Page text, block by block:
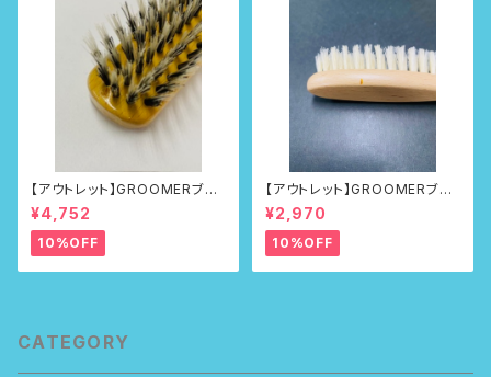
【アウトレット】GROOMERブラ
シNo.218
¥4,752
10%OFF
【アウトレット】GROOMERブラ
シ No.100First
¥2,970
10%OFF
CATEGORY